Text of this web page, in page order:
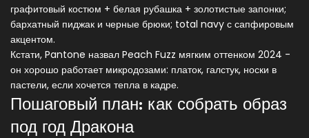
графитовый костюм + белая рубашка + золотистые запонки;
бархатный пиджак и черные брюки; total navy с сапфировым
акцентом.
Кстати, Pantone назвал Peach Fuzz мягким оттенком 2024 -
он хорошо работает микродозами: платок, галстук, носки в
пастели, если хочется тепла в кадре.
Пошаговый план: как собрать образ
под год Дракона